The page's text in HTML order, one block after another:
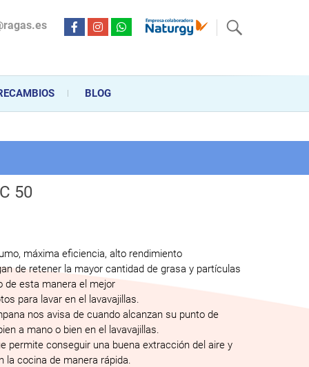
desde hace más de 20 años . Acompañamos al cliente
en la venta, montaje y reparación, hasta la
BLOG
50
máxima eficiencia, alto rendimiento
de retener la mayor cantidad de grasa y partículas
de esta manera el mejor
para lavar en el lavavajillas.
nos avisa de cuando alcanzan su punto de
a mano o bien en el lavavajillas.
permite conseguir una buena extracción del aire y
la cocina de manera rápida.